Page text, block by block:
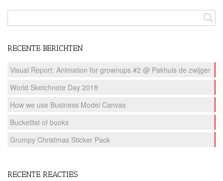
RECENTE BERICHTEN
Visual Report: Animation for grownups #2 @ Pakhuis de zwijger
World Sketchnote Day 2018
How we use Business Model Canvas
Bucketlist of books
Grumpy Christmas Sticker Pack
RECENTE REACTIES